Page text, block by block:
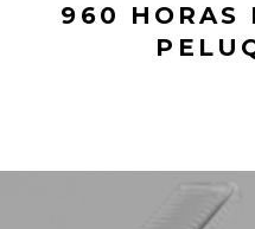
960 HORAS